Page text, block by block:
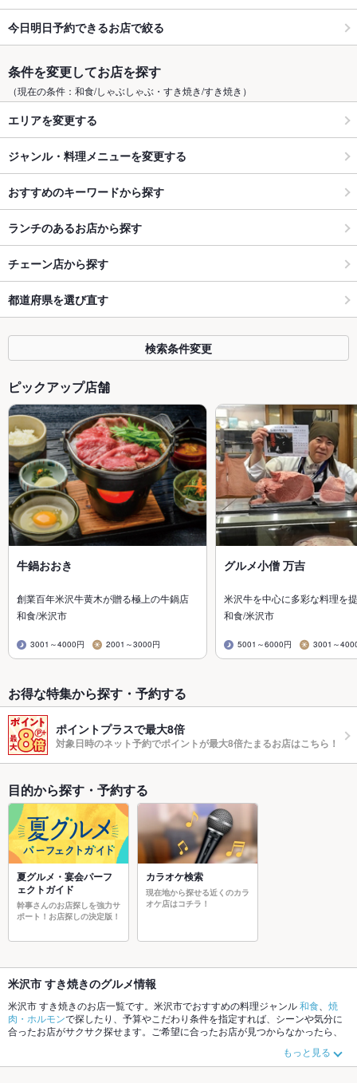
今日明日予約できるお店で絞る
条件を変更してお店を探す
（現在の条件：和食/しゃぶしゃぶ・すき焼き/すき焼き）
エリアを変更する
ジャンル・料理メニューを変更する
おすすめのキーワードから探す
ランチのあるお店から探す
チェーン店から探す
都道府県を選び直す
検索条件変更
ピックアップ店舗
牛鍋おおき
創業百年米沢牛黄木が贈る極上の牛鍋店
和食/米沢市
3001～4000円 2001～3000円
グルメ小僧 万吉
米沢牛を中心に多彩な料理を
和食/米沢市
5001～6000円 3001～
お得な特集から探す・予約する
ポイントプラスで最大8倍
対象日時のネット予約でポイントが最大8倍たまるお店はこちら！
目的から探す・予約する
夏グルメ・宴会パーフ
ェクトガイド
幹事さんのお店探しを強力サ
ポート！お店探しの決定版！
カラオケ検索
現在地から探せる近くのカラ
オケ店はコチラ！
米沢市 すき焼きのグルメ情報
米沢市 すき焼きのお店一覧です。米沢市でおすすめの料理ジャンル和食
焼
肉・ホルモンで探したり、予算やこだわり条件を指定すれば、シーンや気分に
合ったお店がサクサク探せます。ご希望に合ったお店が見つからなかったら、
中華そば、牛タン や
季節のおすすめ料理など、お店の最新情報をご紹介しているので安心！24時間
もっと見る